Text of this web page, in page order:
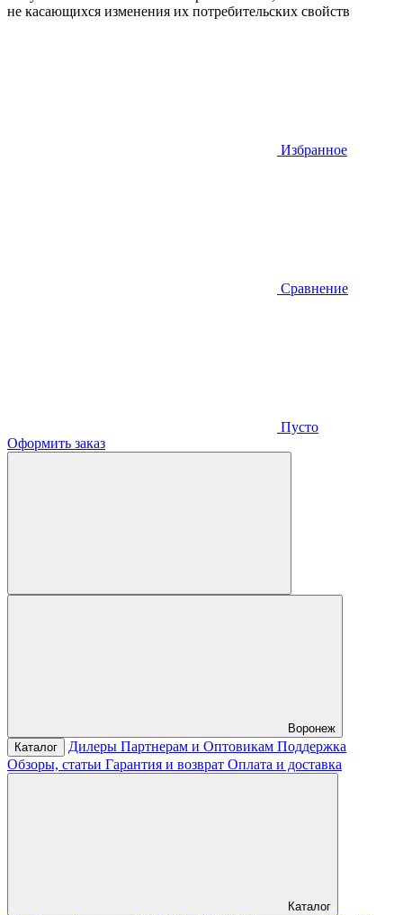
не касающихся изменения их потребительских свойств
Избранное
Сравнение
Пусто
Оформить заказ
Воронеж
Каталог
Дилеры Партнерам и Оптовикам Поддержка
Обзоры, статьи Гарантия и возврат Оплата и доставка
Каталог